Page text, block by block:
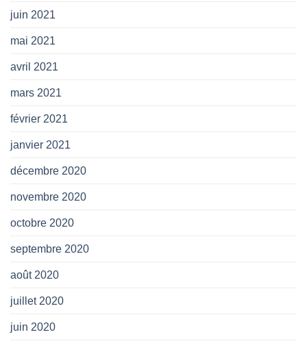
juin 2021
mai 2021
avril 2021
mars 2021
février 2021
janvier 2021
décembre 2020
novembre 2020
octobre 2020
septembre 2020
août 2020
juillet 2020
juin 2020